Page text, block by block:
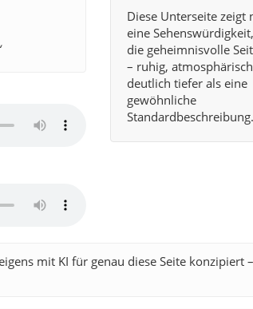
Diese Unterseite zeigt
eine
die geheimnisvolle
– ruhig,
deutlich tiefer als eine
gewöhnliche
Standardbeschreibung.
mit KI für genau diese Seite konzipiert